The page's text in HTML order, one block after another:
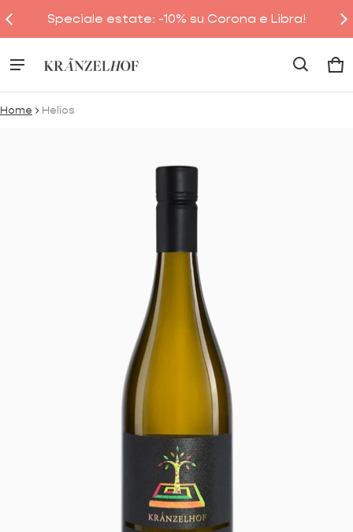
Speciale estate: -10% su Corona e Libra!
0
Home Helios